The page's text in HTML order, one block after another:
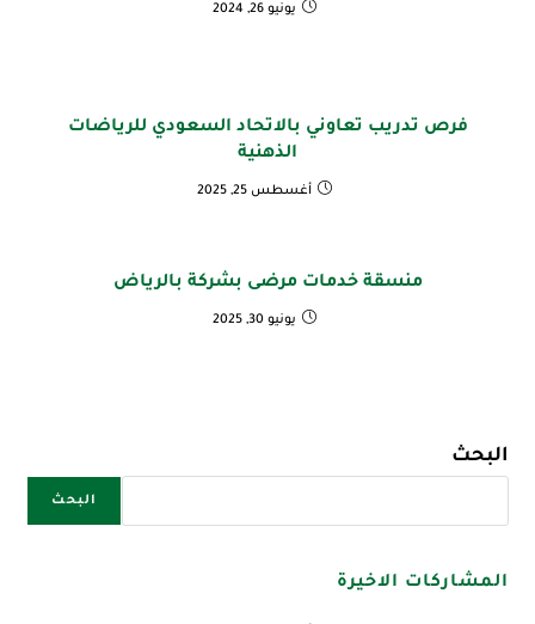
يونيو 26, 2024
فرص تدريب تعاوني بالاتحاد السعودي للرياضات
الذهنية
أغسطس 25, 2025
منسقة خدمات مرضى بشركة بالرياض
يونيو 30, 2025
البحث
البحث
المشاركات الاخيرة